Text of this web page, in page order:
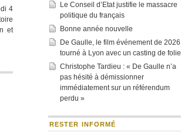
4
et
Le Conseil d’Etat justifie le massacre
politique du français
Bonne année nouvelle
De Gaulle, le film événement de 2026
tourné à Lyon avec un casting de folie
Christophe Tardieu : « De Gaulle n’a
pas hésité à démissionner
immédiatement sur un référendum
perdu »
RESTER INFORMÉ